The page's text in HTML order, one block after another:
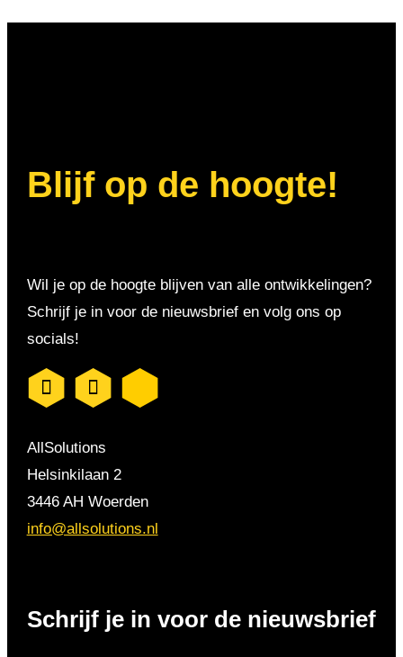
Blijf op de hoogte!
Wil je op de hoogte blijven van alle ontwikkelingen?
Schrijf je in voor de nieuwsbrief en volg ons op
socials!
AllSolutions
Helsinkilaan 2
3446 AH Woerden
info@allsolutions.nl
Schrijf je in voor de nieuwsbrief